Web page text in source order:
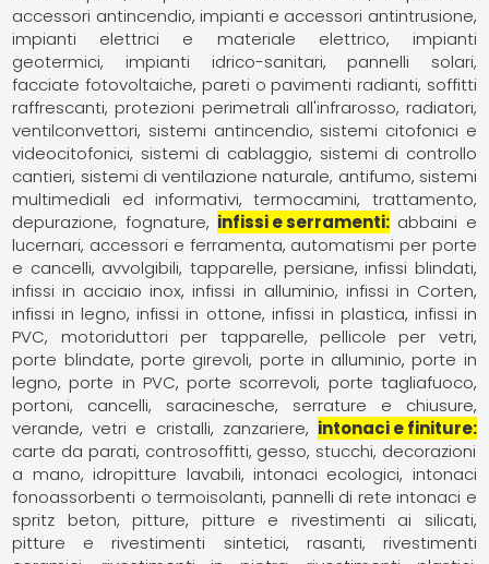
accessori antincendio impianti e accessori antintrusione
impianti elettrici e materiale elettrico
impianti
geotermici
impianti idrico-sanitari
pannelli solari,
facciate fotovoltaiche pareti o pavimenti radianti, soffitti
raffrescanti protezioni perimetrali all'infrarosso radiatori,
ventilconvettori sistemi antincendio sistemi citofonici e
videocitofonici sistemi di cablaggio sistemi di controllo
cantieri sistemi di ventilazione naturale, antifumo sistemi
multimediali ed informativi
termocamini
trattamento,
depurazione, fognature infissi e serramenti abbaini e
lucernari accessori e ferramenta automatismi per porte
e cancelli avvolgibili, tapparelle, persiane infissi blindati
infissi in acciaio inox infissi in alluminio infissi in Corten
infissi in legno infissi in ottone infissi in plastica infissi in
PVC
motoriduttori per tapparelle
pellicole per vetri
porte blindate porte girevoli porte in alluminio porte in
legno porte in PVC porte scorrevoli porte tagliafuoco
portoni, cancelli, saracinesche
serrature e chiusure
verande vetri e cristalli zanzariere
intonaci e finiture
carte da parati controsoffitti gesso, stucchi, decorazioni
a mano idropitture lavabili intonaci ecologici intonaci
fonoassorbenti o termoisolanti pannelli di rete intonaci e
spritz beton
pitture
pitture e rivestimenti ai silicati
pitture e rivestimenti sintetici
rasanti
rivestimenti